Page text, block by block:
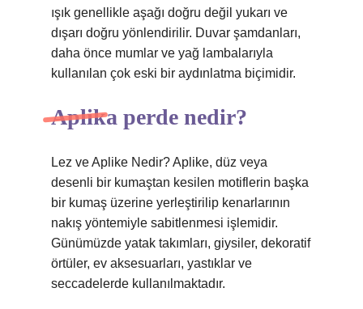
ışık genellikle aşağı doğru değil yukarı ve
dışarı doğru yönlendirilir. Duvar şamdanları,
daha önce mumlar ve yağ lambalarıyla
kullanılan çok eski bir aydınlatma biçimidir.
Aplika perde nedir?
Lez ve Aplike Nedir? Aplike, düz veya
desenli bir kumaştan kesilen motiflerin başka
bir kumaş üzerine yerleştirilip kenarlarının
nakış yöntemiyle sabitlenmesi işlemidir.
Günümüzde yatak takımları, giysiler, dekoratif
örtüler, ev aksesuarları, yastıklar ve
seccadelerde kullanılmaktadır.